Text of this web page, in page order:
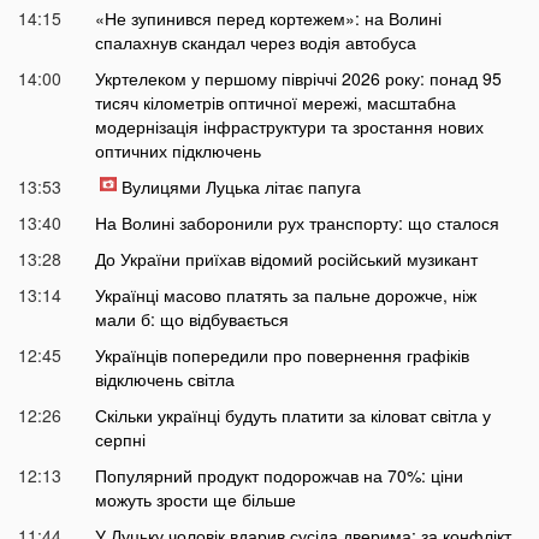
14:15
«Не зупинився перед кортежем»: на Волині
спалахнув скандал через водія автобуса
14:00
Укртелеком у першому півріччі 2026 року: понад 95
тисяч кілометрів оптичної мережі, масштабна
модернізація інфраструктури та зростання нових
оптичних підключень
13:53
Вулицями Луцька літає папуга
13:40
На Волині заборонили рух транспорту: що сталося
13:28
До України приїхав відомий російський музикант
13:14
Українці масово платять за пальне дорожче, ніж
мали б: що відбувається
12:45
Українців попередили про повернення графіків
відключень світла
12:26
Скільки українці будуть платити за кіловат світла у
серпні
12:13
Популярний продукт подорожчав на 70%: ціни
можуть зрости ще більше